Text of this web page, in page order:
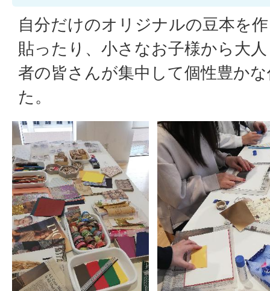
自分だけのオリジナルの豆本を
貼ったり、小さなお子様から大
者の皆さんが集中して個性豊か
た。